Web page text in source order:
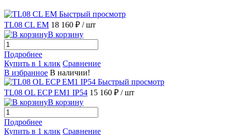
Быстрый просмотр
TL08 CL EM 18 160 ₽ / шт
В корзину
Подробнее
Купить в 1 клик Сравнение
В избранное В наличии!
Быстрый просмотр
TL08 OL ECP EM1 IP54 15 160 ₽ / шт
В корзину
Подробнее
Купить в 1 клик Сравнение